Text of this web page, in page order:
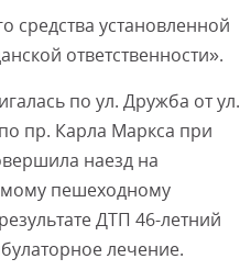
средства установленной
ответственности».
по ул. Дружба от ул.
пр. Карла Маркса при
наезд на
пешеходному
ДТП 46-летний
лечение.